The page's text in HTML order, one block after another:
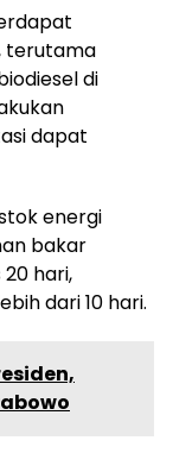
terutama
di
dapat
energi
bakar
hari,
dari 10 hari.